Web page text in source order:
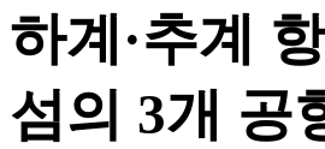
하계·추계
섬의 3개 공